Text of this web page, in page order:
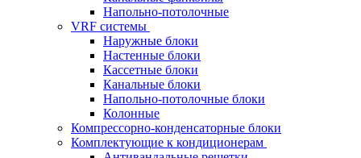
Напольно-потолочные
VRF системы
Наружные блоки
Настенные блоки
Кассетные блоки
Канальные блоки
Напольно-потолочные блоки
Колонные
Компрессорно-конденсаторные блоки
Комплектующие к кондиционерам